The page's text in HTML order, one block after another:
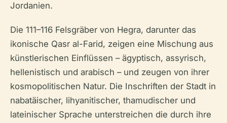
Jordanien.
Die 111–116 Felsgräber von Hegra, darunter das
ikonische Qasr al-Farid, zeigen eine Mischung aus
künstlerischen Einflüssen – ägyptisch, assyrisch,
hellenistisch und arabisch – und zeugen von ihrer
kosmopolitischen Natur. Die Inschriften der Stadt in
nabatäischer, lihyanitischer, thamudischer und
lateinischer Sprache unterstreichen die durch ihre